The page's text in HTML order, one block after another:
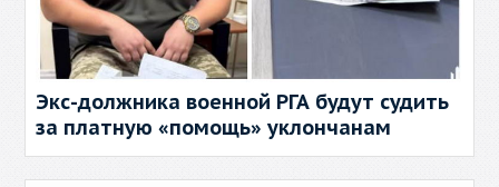
Экс-должника военной РГА будут судить
за платную «помощь» уклончанам